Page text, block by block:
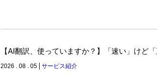
【AI翻訳、使っていますか？】「速い」けど
2026 . 08 . 05 サービス紹介